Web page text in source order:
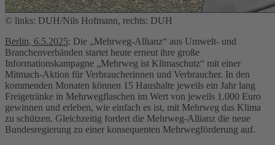
© links: DUH/Nils Hofmann, rechts: DUH
Berlin, 6.5.2025: Die „Mehrweg-Allianz“ aus Umwelt- und
Branchenverbänden startet heute erneut ihre große
Informationskampagne „Mehrweg ist Klimaschutz“ mit einer
Mitmach-Aktion für Verbraucherinnen und Verbraucher. In den
kommenden Monaten können 15 Haushalte jeweils ein Jahr lang
Freigetränke in Mehrwegflaschen im Wert von jeweils 1.000 Euro
gewinnen und erleben, wie einfach es ist, mit Mehrweg das Klima
zu schützen. Gleichzeitig fordert die Mehrweg-Allianz die neue
Bundesregierung zu einer konsequenten Mehrwegförderung auf.